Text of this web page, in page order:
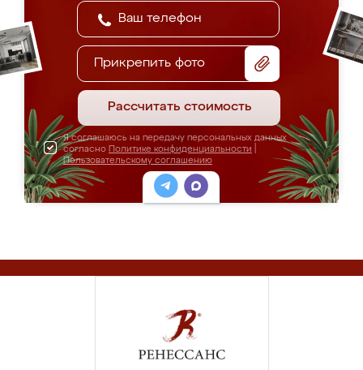
Прикрепить фото
Рассчитать стоимость
Я соглашаюсь на передачу персональных данных
согласно Политике конфиденциальности
Пользовательскому соглашению